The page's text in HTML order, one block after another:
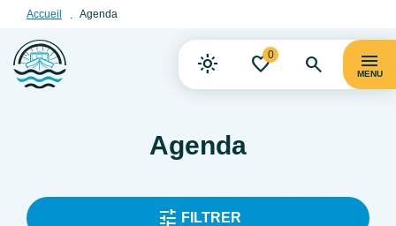
Accueil Agenda
0
MENU
Agenda
FILTRER